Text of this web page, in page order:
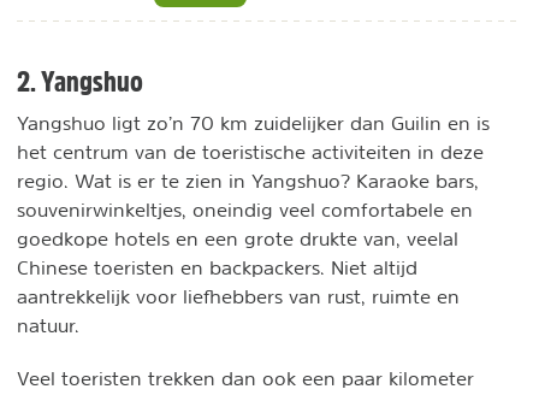
2. Yangshuo
Yangshuo ligt zo’n 70 km zuidelijker dan Guilin en is
het centrum van de toeristische activiteiten in deze
regio. Wat is er te zien in Yangshuo? Karaoke bars,
souvenirwinkeltjes, oneindig veel comfortabele en
goedkope hotels en een grote drukte van, veelal
Chinese toeristen en backpackers. Niet altijd
aantrekkelijk voor liefhebbers van rust, ruimte en
natuur.
Veel toeristen trekken dan ook een paar kilometer